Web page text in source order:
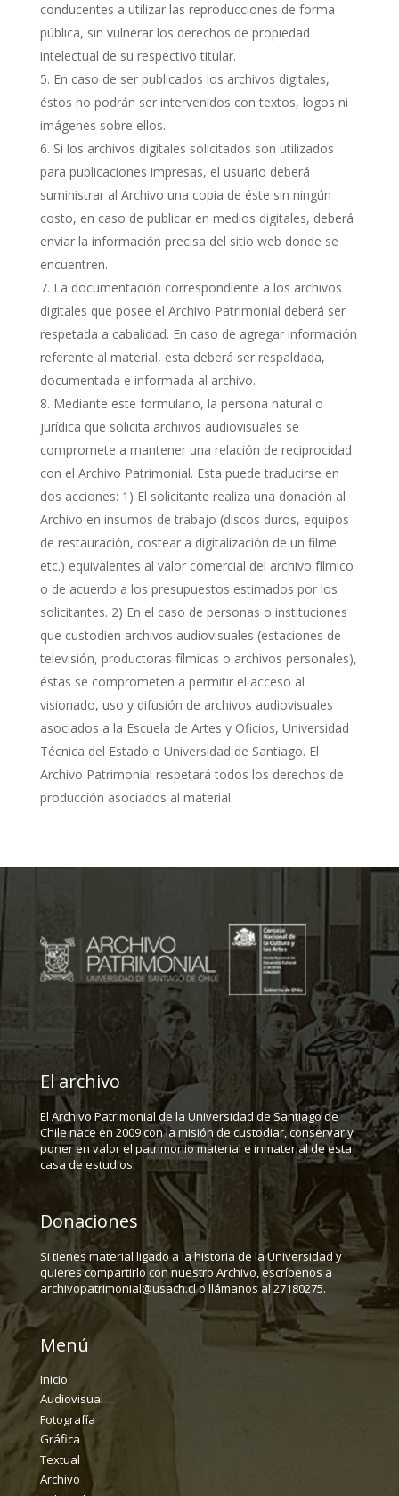
conducentes a utilizar las reproducciones de forma
pública, sin vulnerar los derechos de propiedad
intelectual de su respectivo titular.
En caso de ser publicados los archivos digitales,
éstos no podrán ser intervenidos con textos, logos ni
imágenes sobre ellos.
Si los archivos digitales solicitados son utilizados
para publicaciones impresas, el usuario deberá
suministrar al Archivo una copia de éste sin ningún
costo, en caso de publicar en medios digitales, deberá
enviar la información precisa del sitio web donde se
encuentren.
La documentación correspondiente a los archivos
digitales que posee el Archivo Patrimonial deberá ser
respetada a cabalidad. En caso de agregar información
referente al material, esta deberá ser respaldada,
documentada e informada al archivo.
Mediante este formulario, la persona natural o
jurídica que solicita archivos audiovisuales se
compromete a mantener una relación de reciprocidad
con el Archivo Patrimonial. Esta puede traducirse en
dos acciones: 1) El solicitante realiza una donación al
Archivo en insumos de trabajo (discos duros, equipos
de restauración, costear a digitalización de un filme
etc.) equivalentes al valor comercial del archivo fílmico
o de acuerdo a los presupuestos estimados por los
solicitantes. 2) En el caso de personas o instituciones
que custodien archivos audiovisuales (estaciones de
televisión, productoras fílmicas o archivos personales),
éstas se comprometen a permitir el acceso al
visionado, uso y difusión de archivos audiovisuales
asociados a la Escuela de Artes y Oficios, Universidad
Técnica del Estado o Universidad de Santiago. El
Archivo Patrimonial respetará todos los derechos de
producción asociados al material.
El archivo
El Archivo Patrimonial de la Universidad de Santiago de
Chile nace en 2009 con la misión de custodiar, conservar y
poner en valor el patrimonio material e inmaterial de esta
casa de estudios.
Donaciones
Si tienes material ligado a la historia de la Universidad y
quieres compartirlo con nuestro Archivo, escríbenos a
archivopatrimonial@usach.cl o llámanos al 27180275.
Menú
Inicio
Audiovisual
Fotografía
Gráfica
Textual
Archivo